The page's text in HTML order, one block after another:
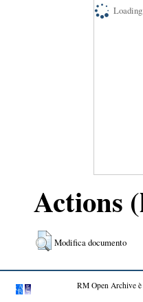
Actions
Modifica documento
RM Open Archive